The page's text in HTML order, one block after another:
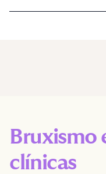
Bruxismo
clínicas